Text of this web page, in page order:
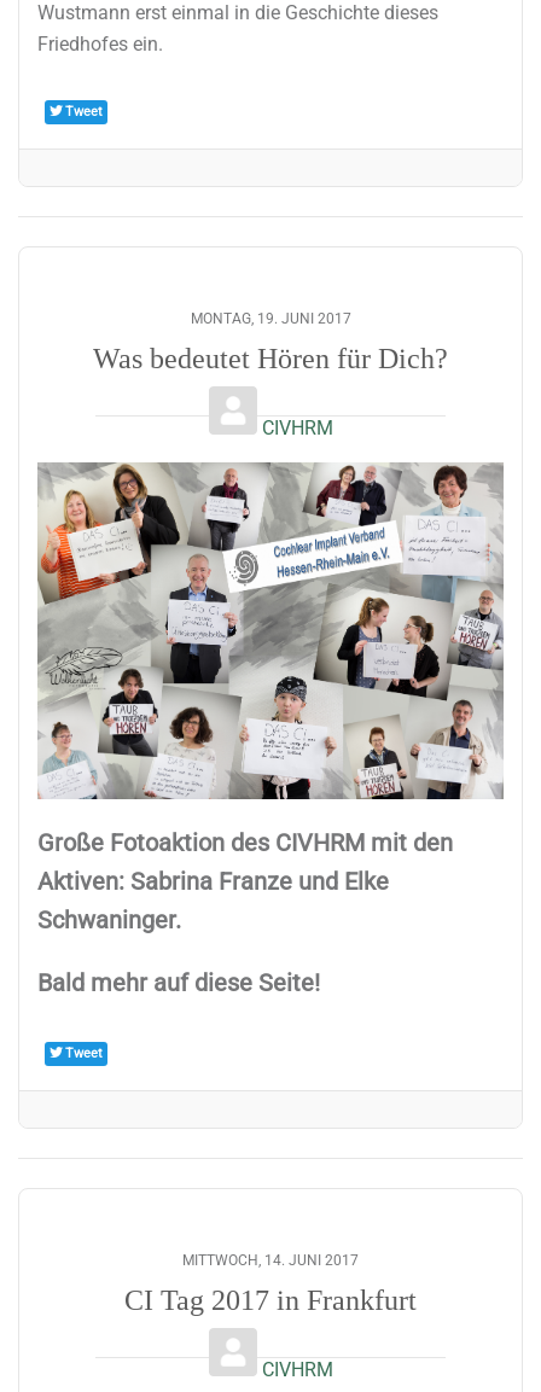
Wustmann erst einmal in die Geschichte dieses
Friedhofes ein.
Tweet
MONTAG, 19. JUNI 2017
Was bedeutet Hören für Dich?
CIVHRM
Große Fotoaktion des CIVHRM mit den
Aktiven: Sabrina Franze und Elke
Schwaninger.
Bald mehr auf diese Seite!
Tweet
MITTWOCH, 14. JUNI 2017
CI Tag 2017 in Frankfurt
CIVHRM